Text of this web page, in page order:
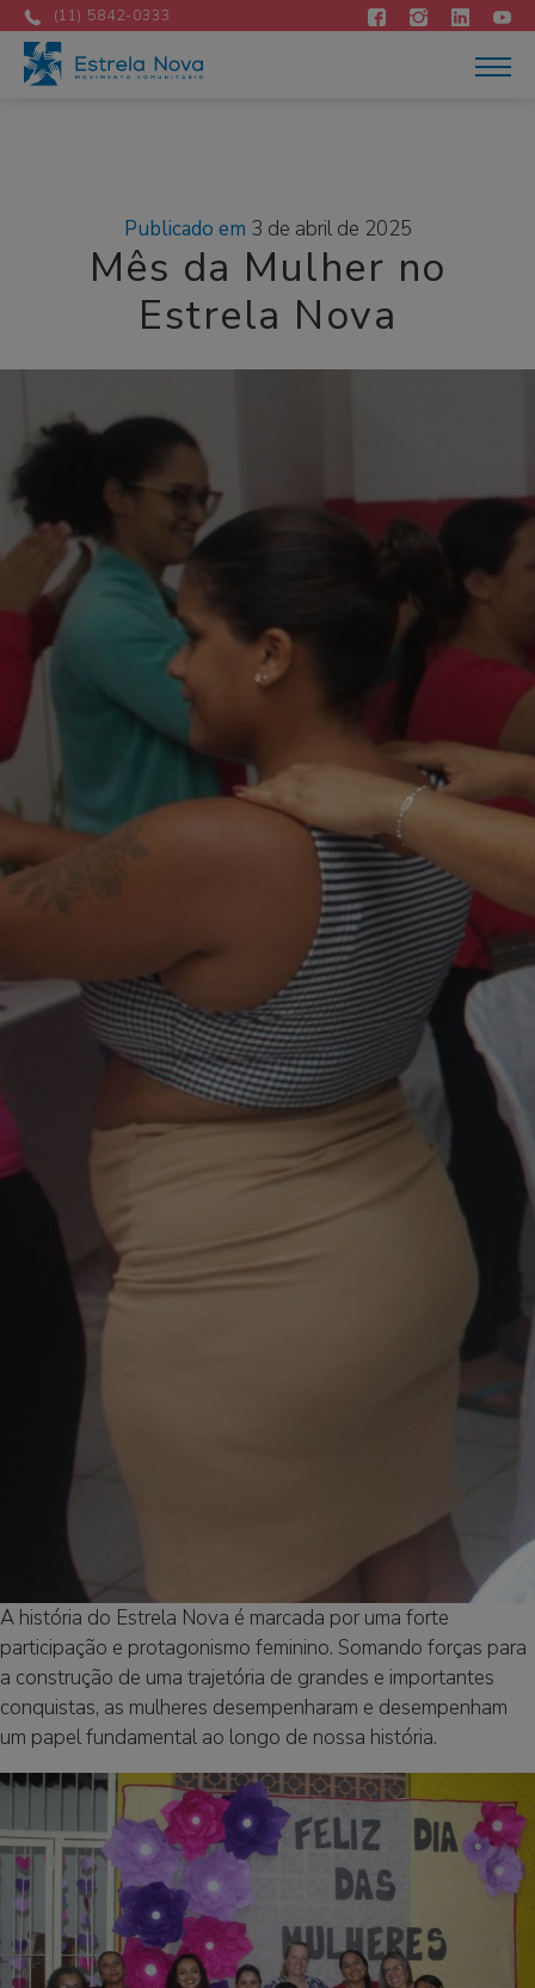
(11) 5842-0333
Acontece
Mês:abril 2025
Publicado em 3 de abril de 2025
Mês da Mulher no
Estrela Nova
A história do Estrela Nova é marcada por uma forte
participação e protagonismo feminino. Somando forças para
a construção de uma trajetória de grandes e importantes
conquistas, as mulheres desempenharam e desempenham
um papel fundamental ao longo de nossa história.